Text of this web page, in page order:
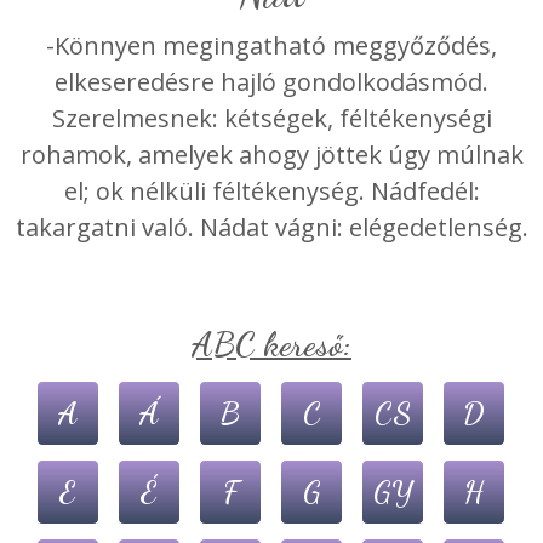
-Könnyen megingatható meggyőződés,
elkeseredésre hajló gondolkodásmód.
Szerelmesnek: kétségek, féltékenységi
rohamok, amelyek ahogy jöttek úgy múlnak
el; ok nélküli féltékenység. Nádfedél:
takargatni való. Nádat vágni: elégedetlenség.
ABC kereső:
A Á B C CS D
E É F G GY H